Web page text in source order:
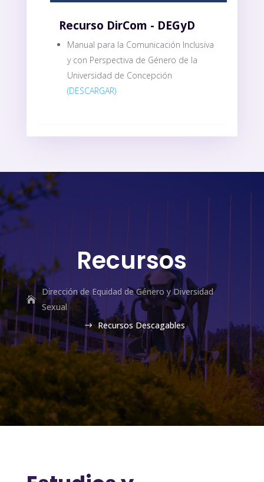
Recurso DirCom - DEGyD
Manual para la Comunicación Inclusiva
y con Perspectiva de Género de la
Universidad de Concepción
(DESCARGAR)
Recursos
Dirección de Equidad de Género y Diversidad
Sexual
$ Recursos Descagables